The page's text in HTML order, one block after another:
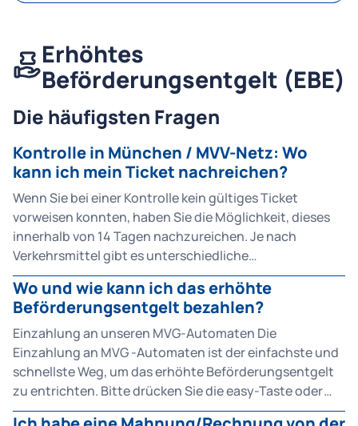
Erhöhtes
Beförderungsentgelt (EBE)
Die häufigsten Fragen
Kontrolle in München / MVV-Netz: Wo
kann ich mein Ticket nachreichen?
Wenn Sie bei einer Kontrolle kein gültiges Ticket
vorweisen konnten, haben Sie die Möglichkeit, dieses
innerhalb von 14 Tagen nachzureichen. Je nach
Verkehrsmittel gibt es unterschiedliche
Zuständigkeiten und Kontaktmöglichkeiten: Bei S-
Bahn München: Ist die Deutsche Bahn (DB) zuständig.
Ihr Ticket können Sie direkt bei
der Fahrpreisnacherhebung der DB nachreichen. Bus
ab Linie 199: Für die Fahrpreisnacherhebung ist der
Münchner Verkehrs- und Tarifverbund (MVV)
zuständig. Für weitere Informationen besuchen Sie die
MVV-Seite. U-Bahn, Bus (bis Linie 199) und Trambahn:
Wo und wie kann ich das erhöhte
Beförderungsentgelt bezahlen?
Einzahlung an unseren MVG-Automaten Die
Einzahlung an MVG -Automaten ist der einfachste und
schnellste Weg, um das erhöhte Beförderungsentgelt
zu entrichten. Bitte drücken Sie die easy-Taste oder
den Button »Barcode scannen« auf dem Bildschirm zur